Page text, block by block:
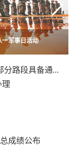
事 传承民族精神
一军事日活动
分路段具备通...
理
成绩公布